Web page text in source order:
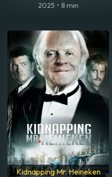
2025 • 8 min
Kidnapping Mr. Heineken